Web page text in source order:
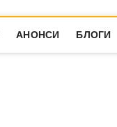
АНОНСИ БЛОГИ